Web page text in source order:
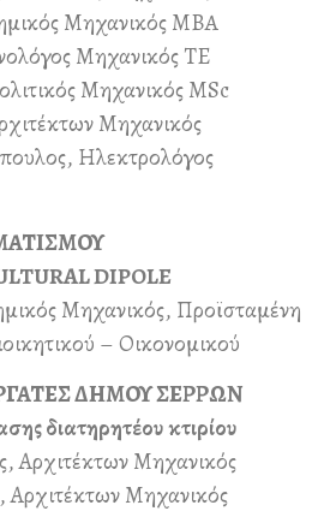
Μηχανικός MBA
Μηχανικός TE
Μηχανικός MSc
Μηχανικός
Ηλεκτρολόγος
DIPOLE
Μηχανικός, Προϊσταμένη
– Οικονομικού
ΔΗΜΟΥ ΣΕΡΡΩΝ
διατηρητέου κτιρίου
Αρχιτέκτων Μηχανικός
Μηχανικός